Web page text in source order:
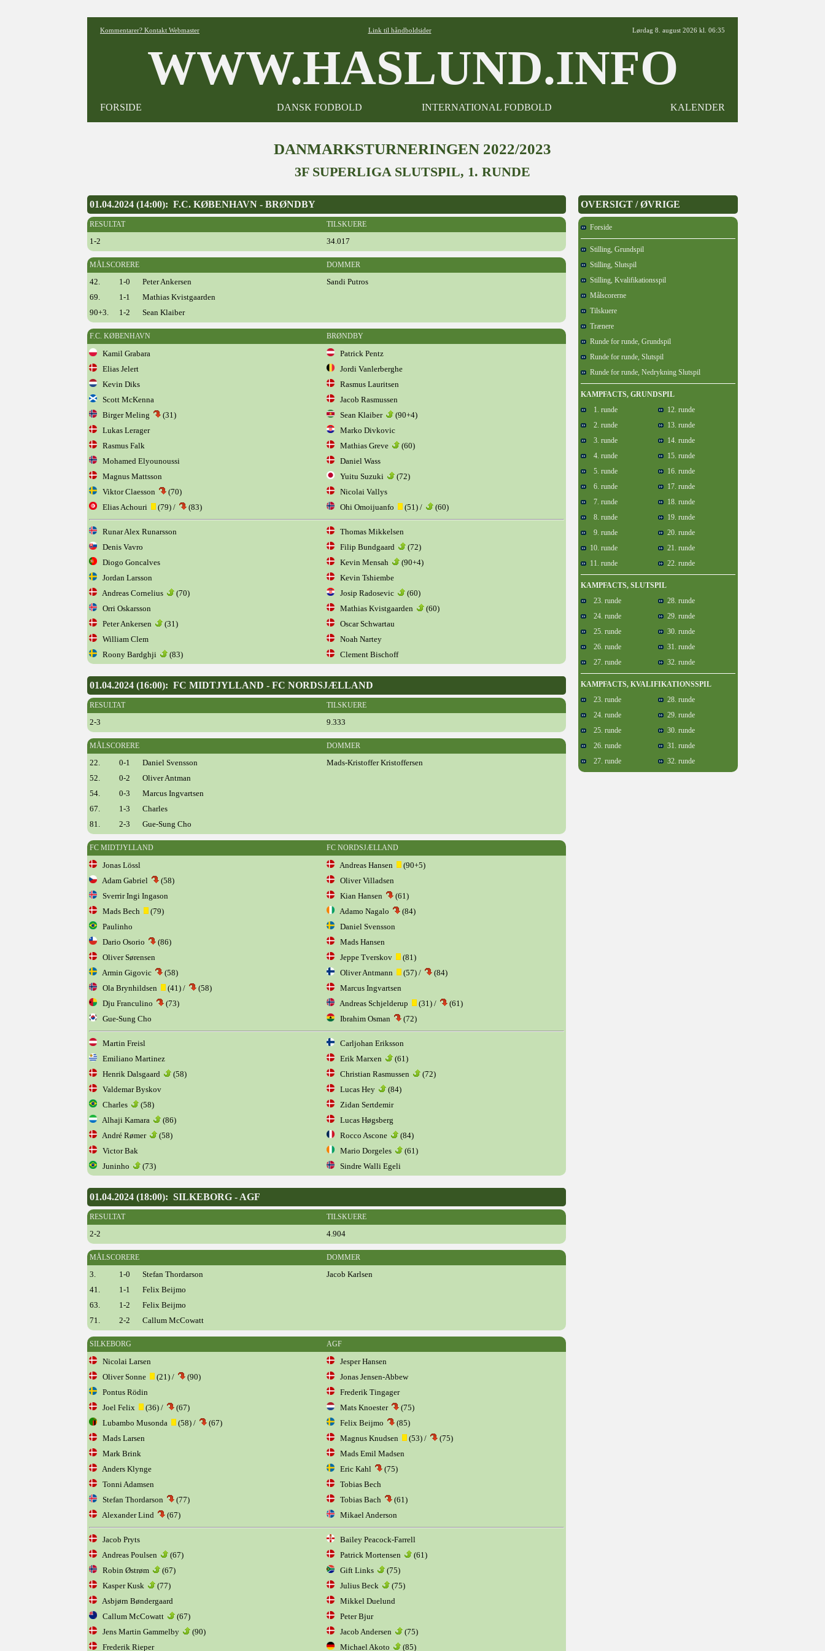
Kommentarer? Kontakt Webmaster Link til håndboldsider Lørdag 8. august 2026 kl. 06:35
WWW.HASLUND.INFO
FORSIDE DANSK FODBOLD INTERNATIONAL FODBOLD KALENDER
DANMARKSTURNERINGEN 2022/2023
3F SUPERLIGA SLUTSPIL, 1. RUNDE
01.04.2024 (14:00): F.C. KØBENHAVN - BRØNDBY
RESULTAT TILSKUERE
1-2 34.017
MÅLSCORERE DOMMER
42. 1-0 Peter Ankersen
Sandi Putros
69.
1-1
Mathias Kvistgaarden
90+3.
1-2 Sean Klaiber
F.C. KØBENHAVN BRØNDBY
Kamil Grabara
Patrick Pentz
Elias Jelert
Jordi Vanlerberghe
Kevin Diks
Rasmus Lauritsen
Scott McKenna
Jacob Rasmussen
Birger Meling
(31) Sean Klaiber
(90+4)
Lukas Lerager
Marko Divkovic
Rasmus Falk
Mathias Greve
(60)
Mohamed Elyounoussi
Daniel Wass
Magnus Mattsson
Yuitu Suzuki
(72)
Viktor Claesson
(70)
Nicolai Vallys
Elias Achouri
(79) / (83) Ohi Omoijuanfo (51) / (60)
Runar Alex Runarsson
Thomas Mikkelsen
Denis Vavro
Filip Bundgaard
(72)
Diogo Goncalves
Kevin Mensah
(90+4)
Jordan Larsson
Kevin Tshiembe
Andreas Cornelius
(70) Josip Radosevic
(60)
Orri Oskarsson
Mathias Kvistgaarden
(60)
Peter Ankersen
(31)
Oscar Schwartau
William Clem
Noah Nartey
Roony Bardghji
(83) Clement Bischoff
01.04.2024 (16:00): FC MIDTJYLLAND - FC NORDSJÆLLAND
RESULTAT TILSKUERE
2-3 9.333
MÅLSCORERE DOMMER
22. 0-1 Daniel Svensson
Mads-Kristoffer Kristoffersen
52.
0-2
Oliver Antman
54.
0-3
Marcus Ingvartsen
67.
1-3
Charles
81.
2-3 Gue-Sung Cho
FC MIDTJYLLAND FC NORDSJÆLLAND
Jonas Lössl Andreas Hansen
(90+5)
Adam Gabriel
(58)
Oliver Villadsen
Sverrir Ingi Ingason
Kian Hansen
(61)
Mads Bech
(79) Adamo Nagalo
(84)
Paulinho
Daniel Svensson
Dario Osorio
(86)
Mads Hansen
Oliver Sørensen
Jeppe Tverskov
(81)
Armin Gigovic
(58) Oliver Antmann (57) /
(84)
Ola Brynhildsen
(41) / (58)
Marcus Ingvartsen
Dju Franculino
(73) Andreas Schjelderup (31) /
(61)
Gue-Sung Cho
Ibrahim Osman (72)
Martin Freisl
Carljohan Eriksson
Emiliano Martinez
Erik Marxen
(61)
Henrik Dalsgaard
(58) Christian Rasmussen
(72)
Valdemar Byskov
Lucas Hey
(84)
Charles
(58)
Zidan Sertdemir
Alhaji Kamara
(86)
Lucas Høgsberg
André Rømer
(58) Rocco Ascone
(84)
Victor Bak
Mario Dorgeles
(61)
Juninho
(73) Sindre Walli Egeli
01.04.2024 (18:00): SILKEBORG - AGF
RESULTAT TILSKUERE
2-2 4.904
MÅLSCORERE DOMMER
3. 1-0 Stefan Thordarson
Jacob Karlsen
41.
1-1
Felix Beijmo
63.
1-2
Felix Beijmo
71.
2-2 Callum McCowatt
SILKEBORG AGF
Nicolai Larsen
Jesper Hansen
Oliver Sonne
(21) / (90)
Jonas Jensen-Abbew
Pontus Rödin
Frederik Tingager
Joel Felix
(36) / (67) Mats Knoester
(75)
Lubambo Musonda
(58) / (67) Felix Beijmo
(85)
Mads Larsen
Magnus Knudsen (53) /
(75)
Mark Brink
Mads Emil Madsen
Anders Klynge
Eric Kahl
(75)
Tonni Adamsen
Tobias Bech
Stefan Thordarson
(77) Tobias Bach
(61)
Alexander Lind
(67) Mikael Anderson
Jacob Pryts
Bailey Peacock-Farrell
Andreas Poulsen
(67) Patrick Mortensen
(61)
Robin Østrøm
(67) Gift Links
(75)
Kasper Kusk
(77) Julius Beck
(75)
Asbjørn Bøndergaard
Mikkel Duelund
Callum McCowatt
(67)
Peter Bjur
Jens Martin Gammelby
(90) Jacob Andersen
(75)
Frederik Rieper
Michael Akoto (85)
OVERSIGT / ØVRIGE
Forside
Stilling, Grundspil
Stilling, Slutspil
Stilling, Kvalifikationsspil
Målscorerne
Tilskuere
Trænere
Runde for runde, Grundspil
Runde for runde, Slutspil
Runde for runde, Nedrykning Slutspil
KAMPFACTS, GRUNDSPIL
1. runde
12. runde
2. runde
13. runde
3. runde
14. runde
4. runde
15. runde
5. runde
16. runde
6. runde
17. runde
7. runde
18. runde
8. runde
19. runde
9. runde
20. runde
10. runde
21. runde
11. runde
22. runde
KAMPFACTS, SLUTSPIL
23. runde
28. runde
24. runde
29. runde
25. runde
30. runde
26. runde
31. runde
27. runde
32. runde
KAMPFACTS, KVALIFIKATIONSSPIL
23. runde
28. runde
24. runde
29. runde
25. runde
30. runde
26. runde
31. runde
27. runde
32. runde